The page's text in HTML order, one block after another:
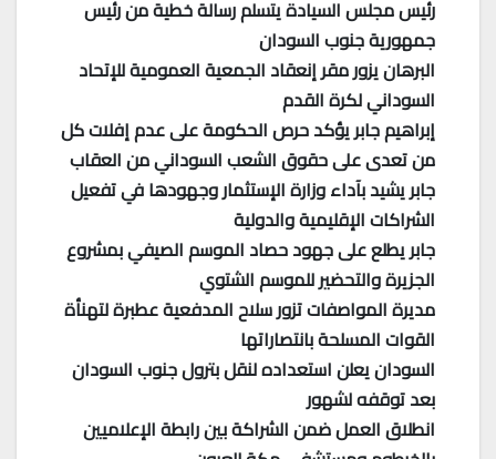
رئيس مجلس السيادة يتسلم رسالة خطية من رئيس
جمهورية جنوب السودان
البرهان يزور مقر إنعقاد الجمعية العمومية للإتحاد
السوداني لكرة القدم
إبراهيم جابر يؤكد حرص الحكومة على عدم إفلات كل
من تعدى على حقوق الشعب السوداني من العقاب
جابر يشيد بآداء وزارة الإستثمار وجهودها في تفعيل
الشراكات الإقليمية والدولية
جابر يطلع على جهود حصاد الموسم الصيفي بمشروع
الجزيرة والتحضير للموسم الشتوي
مديرة المواصفات تزور سلاح المدفعية عطبرة لتهنأة
القوات المسلحة بانتصاراتها
السودان يعلن استعداده لنقل بترول جنوب السودان
بعد توقفه لشهور
انطلاق العمل ضمن الشراكة بين رابطة الإعلاميين